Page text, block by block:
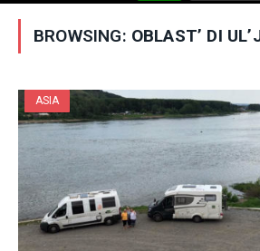
BROWSING: OBLAST’ DI
ASIA